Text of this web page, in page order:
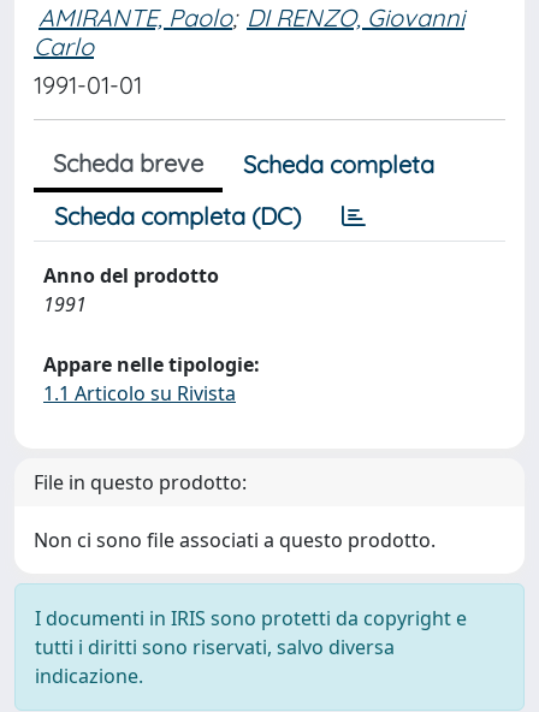
AMIRANTE, Paolo; DI RENZO, Giovanni
Carlo
1991-01-01
Scheda breve
Scheda completa
Scheda completa (DC)
Anno del prodotto
1991
Appare nelle tipologie:
1.1 Articolo su Rivista
File in questo prodotto:
Non ci sono file associati a questo prodotto.
I documenti in IRIS sono protetti da copyright e
tutti i diritti sono riservati, salvo diversa
indicazione.